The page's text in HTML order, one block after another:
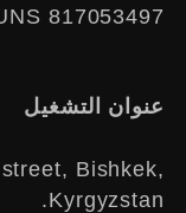
817053497
عنوان التشغيل
Bishkek,
Kyrgyzstan.